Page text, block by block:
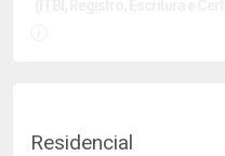
Residencial